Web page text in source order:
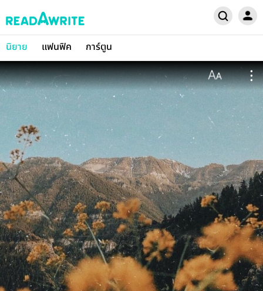
นิยาย แฟนฟิค การ์ตูน